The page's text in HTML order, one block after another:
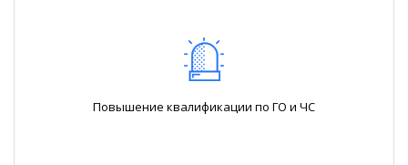
Повышение квалификации по ГО и ЧС